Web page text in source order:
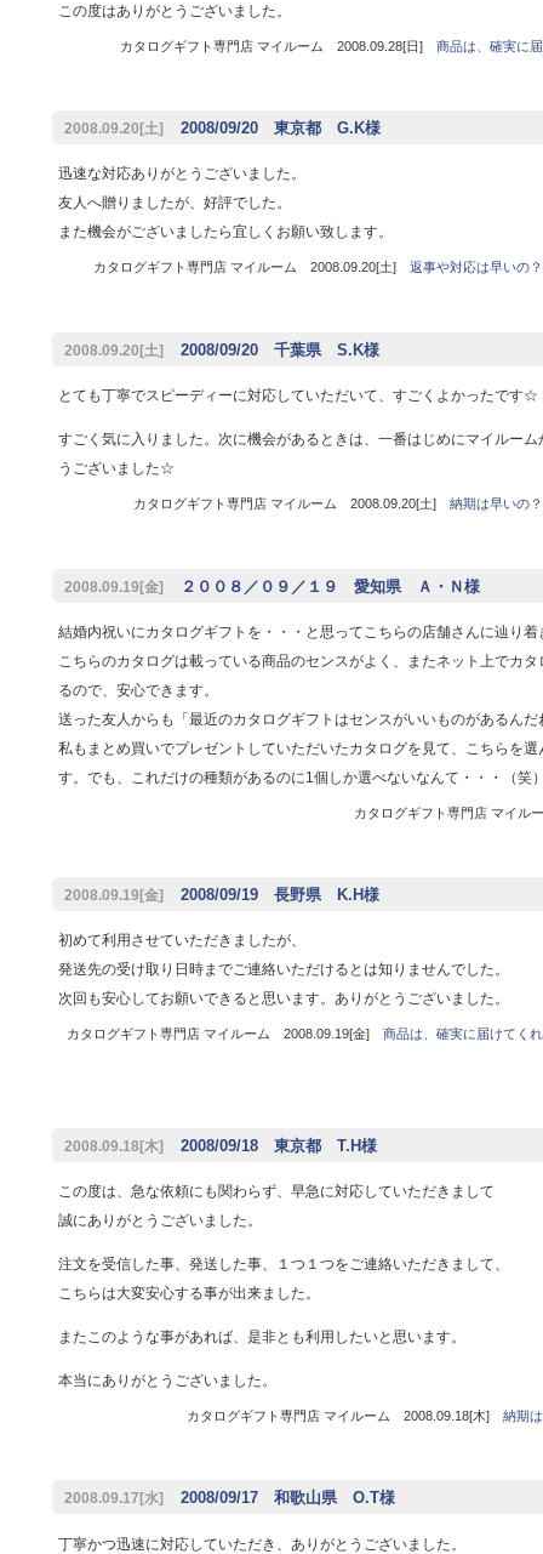
この度はありがとうございました。
カタログギフト専門店 マイルーム 2008.09.28[日] 商品は、確実に
2008.09.20[土] 2008/09/20 東京都 G.K様
迅速な対応ありがとうございました。
友人へ贈りましたが、好評でした。
また機会がございましたら宜しくお願い致します。
カタログギフト専門店 マイルーム 2008.09.20[土] 返事や対応は早いの？
2008.09.20[土] 2008/09/20 千葉県 S.K様
とても丁寧でスピーディーに対応していただいて、すごくよかったです☆
すごく気に入りました。次に機会があるときは、一番はじめにマイルー
うございました☆
カタログギフト専門店 マイルーム 2008.09.20[土] 納期は早いの？
2008.09.19[金] ２００８／０９／１９ 愛知県 Ａ・Ｎ様
結婚内祝いにカタログギフトを・・・と思ってこちらの店舗さんに辿り着
こちらのカタログは載っている商品のセンスがよく、またネット上でカ
るので、安心できます。
送った友人からも「最近のカタログギフトはセンスがいいものがあるんだ
私もまとめ買いでプレゼントしていただいたカタログを見て、こちらを
す。でも、これだけの種類があるのに1個しか選べないなんて・・・（笑
カタログギフト専門店 マイ
2008.09.19[金] 2008/09/19 長野県 K.H様
初めて利用させていただきましたが、
発送先の受け取り日時までご連絡いただけるとは知りませんでした。
次回も安心してお願いできると思います。ありがとうございました。
カタログギフト専門店 マイルーム 2008.09.19[金] 商品は、確実に届けてく
2008.09.18[木] 2008/09/18 東京都 T.H様
この度は、急な依頼にも関わらず、早急に対応していただきまして
誠にありがとうございました。
注文を受信した事、発送した事、１つ１つをご連絡いただきまして、
こちらは大変安心する事が出来ました。
またこのような事があれば、是非とも利用したいと思います。
本当にありがとうございました。
カタログギフト専門店 マイルーム 2008.09.18[木] 納期
2008.09.17[水] 2008/09/17 和歌山県 O.T様
丁寧かつ迅速に対応していただき、ありがとうございました。